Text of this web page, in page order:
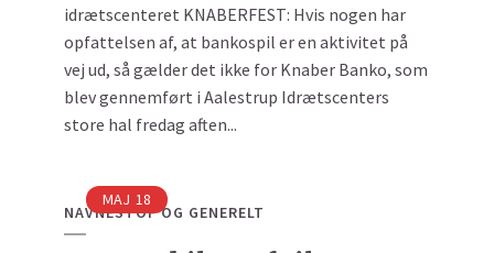
idrætscenteret KNABERFEST: Hvis nogen har
opfattelsen af, at bankospil er en aktivitet på
vej ud, så gælder det ikke for Knaber Banko, som
blev gennemført i Aalestrup Idrætscenters
store hal fredag aften...
MAJ 18
NAVNESTOF OG GENERELT